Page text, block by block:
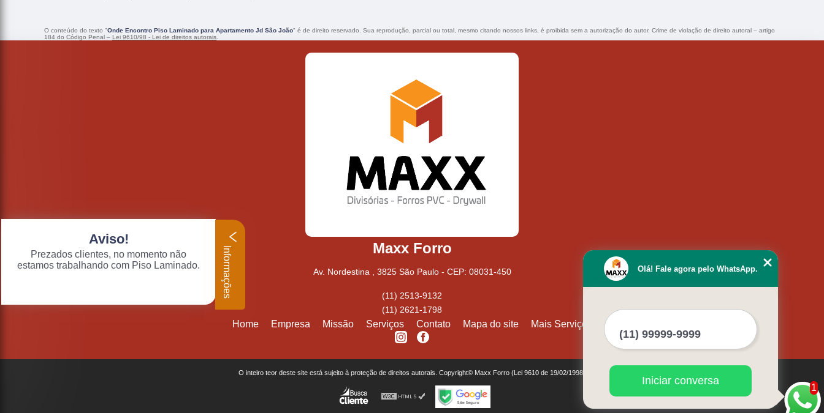
O conteúdo do texto "Onde Encontro Piso Laminado para Apartamento Jd São João" é de direito reservado. Sua reprodução, parcial ou total, mesmo citando nossos links, é proibida sem a autorização do autor. Crime de violação de direito autoral – artigo
184 do Código Penal – Lei 9610/98 - Lei de direitos autorais
Maxx Forro
Av. Nordestina , 3825 São Paulo - CEP: 08031-450
(11) 2513-9132
(11) 2621-1798
Home Empresa Missão Serviços Contato Mapa do site Mais Serviços
O inteiro teor deste site está sujeito à proteção de direitos autorais. Copyright© Maxx Forro (Lei 9610 de 19/02/1998)
Aviso!
Prezados clientes, no momento não
estamos trabalhando com Piso Laminado.
Informações
1
Olá! Fale agora pelo WhatsApp.
Iniciar conversa